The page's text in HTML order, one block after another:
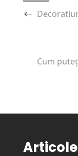
Cum